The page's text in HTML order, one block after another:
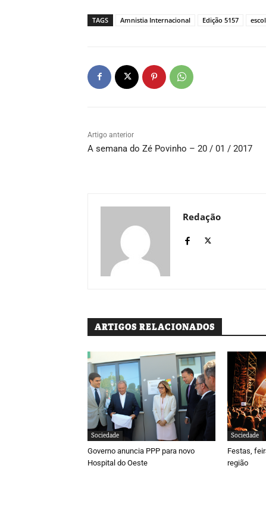
TAGS Amnistia Internacional Edição 5157
Artigo anterior
A semana do Zé Povinho – 20 / 01 / 2017
Redação
ARTIGOS RELACIONADOS
Sociedade
Governo anuncia PPP para novo
Hospital do Oeste
Sociedade
Festas,
região